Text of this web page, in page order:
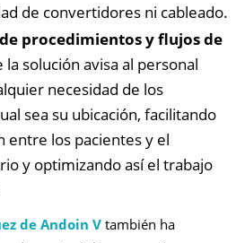
de convertidores ni cableado.
procedimientos y flujos de
la solución avisa al personal
necesidad de los
sea su ubicación, facilitando
entre los pacientes y el
y optimizando así el trabajo
de Andoin V también ha